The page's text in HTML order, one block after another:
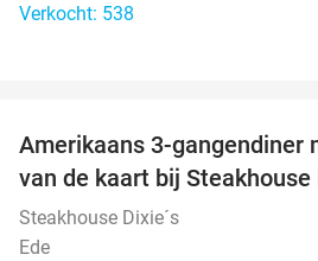
Verkocht: 538
TODAY
Amerikaans 3-gangendiner
van de kaart bij Steakhouse
Steakhouse Dixie´s
Ede